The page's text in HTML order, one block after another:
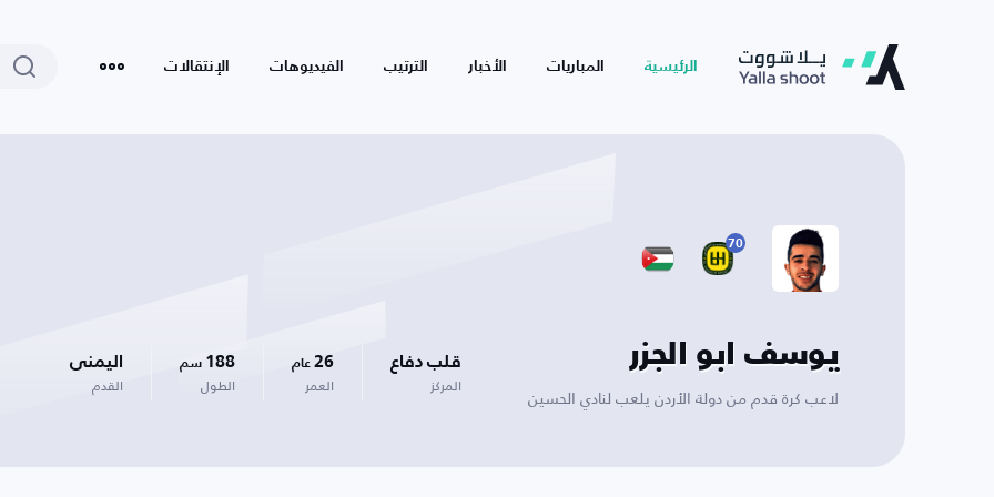
الرئيسية المباريات الأخبار الترتيب الفيديوهات الإنتقالات
70
يوسف ابو الجزر
لاعب كرة قدم من دولة الأردن يلعب لنادي الحسين
قلب دفاع
المركز
26 عام
العمر
188 سم
الطول
اليمنى
القدم